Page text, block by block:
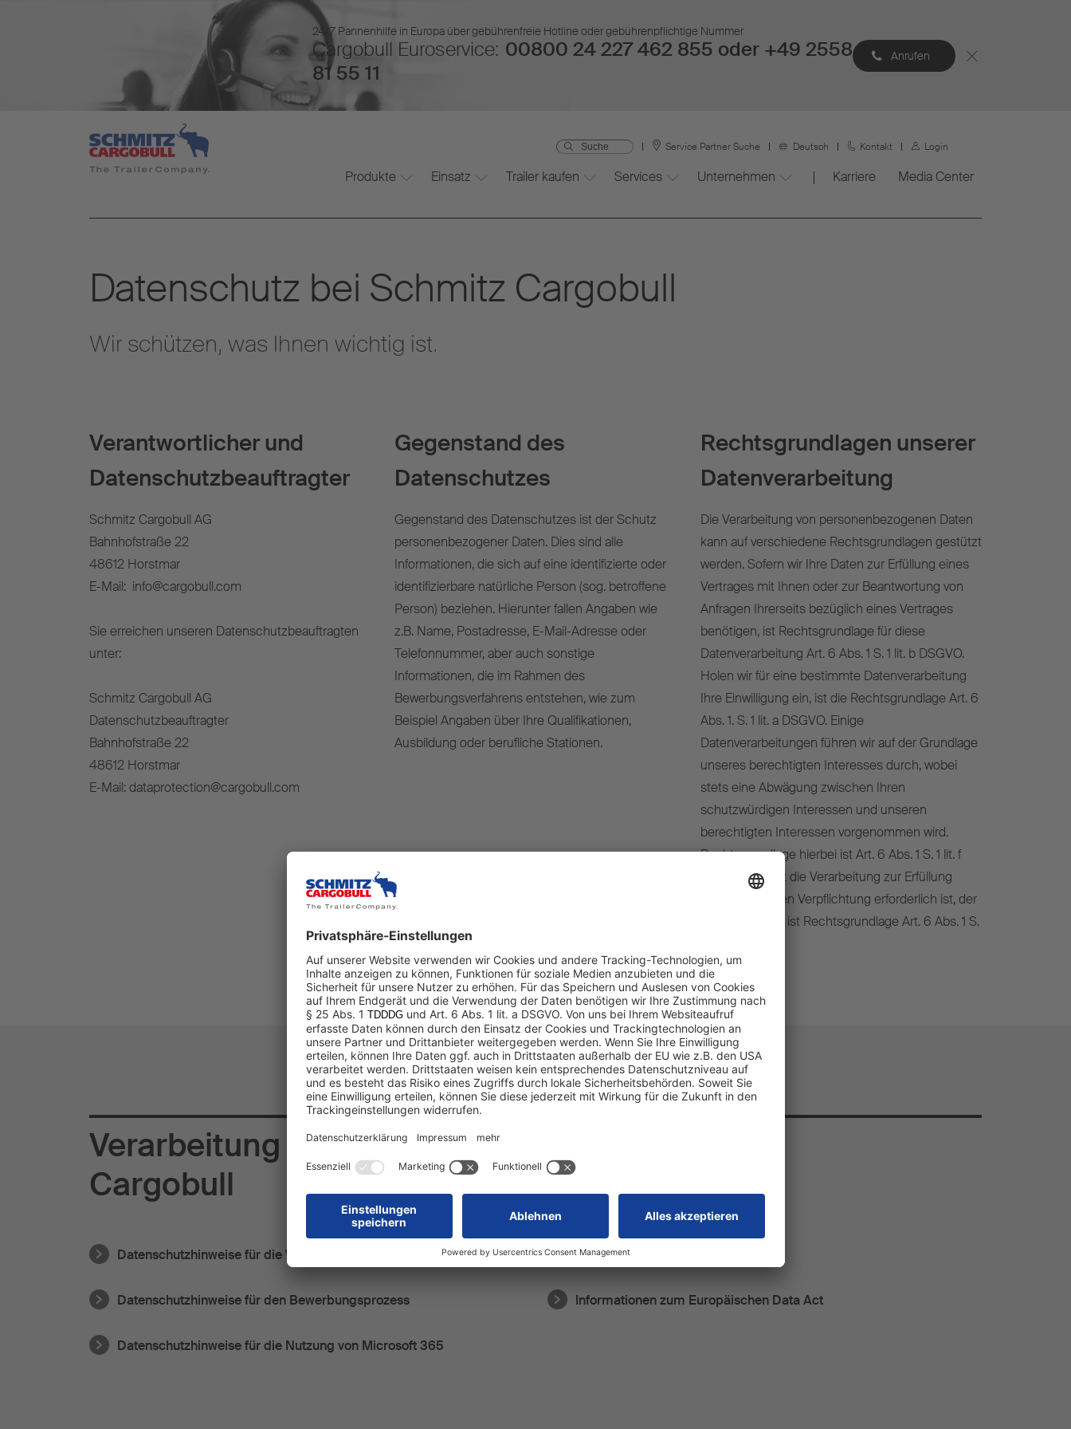
24/7 Pannenhilfe in Europa über gebührenfreie Hotline oder gebührenpflichtige Nummer
Cargobull Euroservice: 00800 24 227 462 855 oder +49 2558
81 55 11
Anrufen
Service Partner Suche Deutsch Kontakt Login
Produkte Einsatz Trailer kaufen Services Unternehmen Karriere Media Center
Datenschutz bei Schmitz Cargobull
Wir schützen, was Ihnen wichtig ist.
Verantwortlicher und
Datenschutzbeauftragter
Schmitz Cargobull AG
Bahnhofstraße 22
48612 Horstmar
E-Mail: info@cargobull.com
Sie erreichen unseren Datenschutzbeauftragten
unter:
Schmitz Cargobull AG
Datenschutzbeauftragter
Bahnhofstraße 22
48612 Horstmar
E-Mail: dataprotection@cargobull.com
Gegenstand des
Datenschutzes
Gegenstand des Datenschutzes ist der Schutz
personenbezogener Daten. Dies sind alle
Informationen, die sich auf eine identifizierte oder
identifizierbare natürliche Person (sog. betroffene
Person) beziehen. Hierunter fallen Angaben wie
z.B. Name, Postadresse, E-Mail-Adresse oder
Telefonnummer, aber auch sonstige
Informationen, die im Rahmen des
Bewerbungsverfahrens entstehen, wie zum
Beispiel Angaben über Ihre Qualifikationen,
Ausbildung oder berufliche Stationen.
Rechtsgrundlagen unserer
Datenverarbeitung
Die Verarbeitung von personenbezogenen Daten
kann auf verschiedene Rechtsgrundlagen gestützt
werden. Sofern wir Ihre Daten zur Erfüllung eines
Vertrages mit Ihnen oder zur Beantwortung von
Anfragen Ihrerseits bezüglich eines Vertrages
benötigen, ist Rechtsgrundlage für diese
Datenverarbeitung Art. 6 Abs. 1 S. 1 lit. b DSGVO.
Holen wir für eine bestimmte Datenverarbeitung
Ihre Einwilligung ein, ist die Rechtsgrundlage Art. 6
Abs. 1. S. 1 lit. a DSGVO. Einige
Datenverarbeitungen führen wir auf der Grundlage
unseres berechtigten Interesses durch, wobei
stets eine Abwägung zwischen Ihren
schutzwürdigen Interessen und unseren
berechtigten Interessen vorgenommen wird.
Rechtsgrundlage hierbei ist Art. 6 Abs. 1 S. 1 lit. f
DSGVO. Soweit die Verarbeitung zur Erfüllung
einer rechtlichen Verpflichtung erforderlich ist, der
wir unterliegen, ist Rechtsgrundlage Art. 6 Abs. 1 S.
Verarbeitung Ihrer Daten durch Schmitz
Cargobull
Datenschutzhinweise für die Website
Datenschutzhinweise für den Bewerbungsprozess
Datenschutzhinweise für die Nutzung von Microsoft 365
Datenschutzhinweise für TikTok
Informationen zum Europäischen Data Act